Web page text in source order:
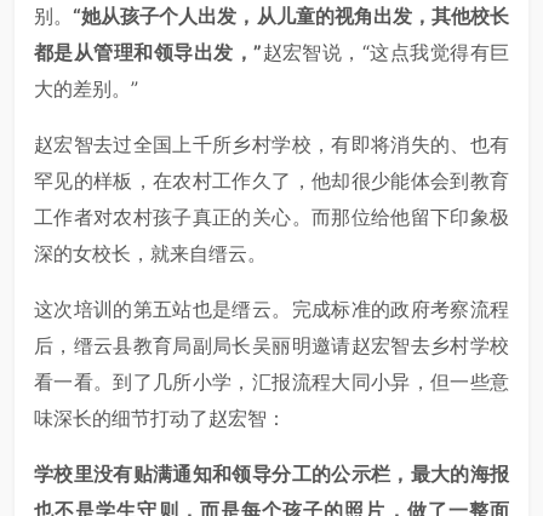
别。 “她从孩子个人出发，从儿童的视角出发，其他校长
都是从管理和领导出发，”赵宏智说，“这点我觉得有巨
大的差别。”
赵宏智去过全国上千所乡村学校，有即将消失的、也有
罕见的样板，在农村工作久了，他却很少能体会到教育
工作者对农村孩子真正的关心。而那位给他留下印象极
深的女校长，就来自缙云。
这次培训的第五站也是缙云。完成标准的政府考察流程
后，缙云县教育局副局长吴丽明邀请赵宏智去乡村学校
看一看。到了几所小学，汇报流程大同小异，但一些意
味深长的细节打动了赵宏智：
学校里没有贴满通知和领导分工的公示栏，最大的海报
也不是学生守则，而是每个孩子的照片，做了一整面